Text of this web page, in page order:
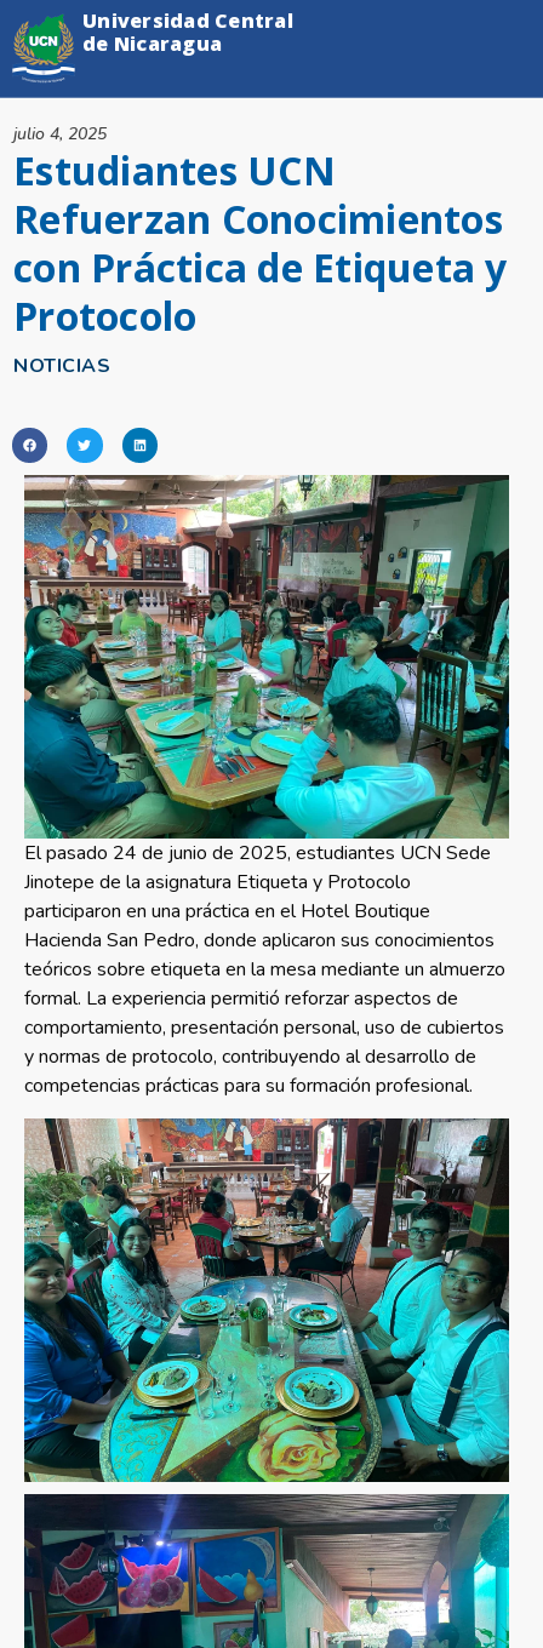
NOTICIAS
Estudiantes UCN
Refuerzan Conocimientos
con Práctica de Etiqueta y
Protocolo
julio 4, 2025
Universidad Central
de Nicaragua
El pasado 24 de junio de 2025, estudiantes UCN Sede
Jinotepe de la asignatura Etiqueta y Protocolo
participaron en una práctica en el Hotel Boutique
Hacienda San Pedro, donde aplicaron sus conocimientos
teóricos sobre etiqueta en la mesa mediante un almuerzo
formal. La experiencia permitió reforzar aspectos de
comportamiento, presentación personal, uso de cubiertos
y normas de protocolo, contribuyendo al desarrollo de
competencias prácticas para su formación profesional.